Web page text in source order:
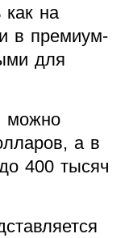
как на
в премиум-
для
можно
а в
400 тысяч